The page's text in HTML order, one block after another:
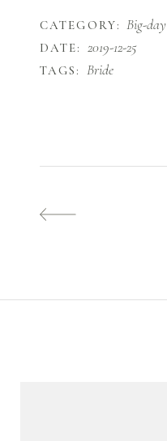
CATEGORY: Big-day
DATE: 2019-12-25
TAGS: Bride